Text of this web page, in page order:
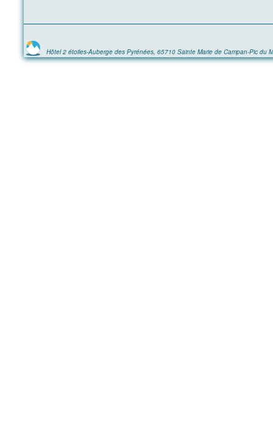
Hôtel 2 étoiles-Auberge des Pyrénées, 65710 Sainte Marie de Campan-Pic du